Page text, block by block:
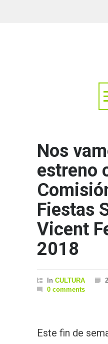
Nos
estreno
Fiestas
Vicent
2018
In CULTURA
0 comments
Este fin de